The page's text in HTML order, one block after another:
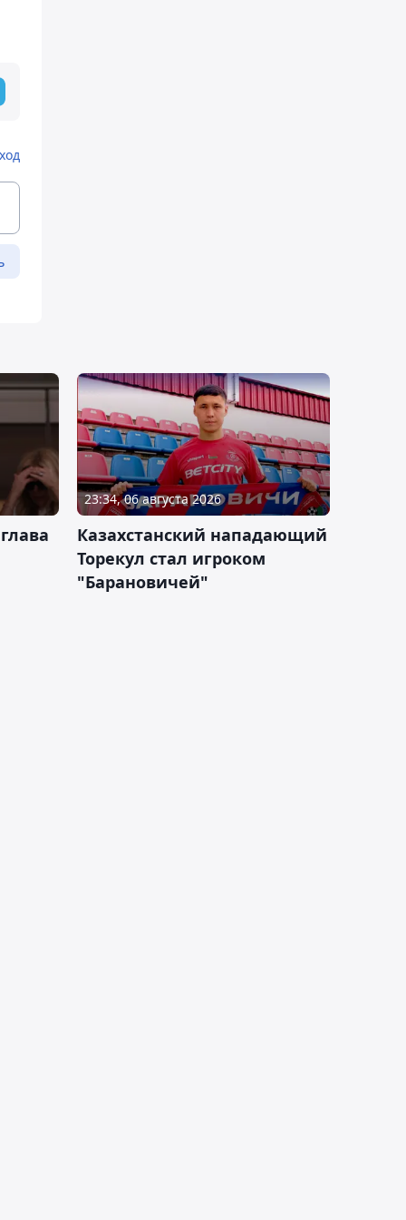
23:34, 06 августа 2026
Казахстанский нападающий
Торекул стал игроком
"Барановичей"